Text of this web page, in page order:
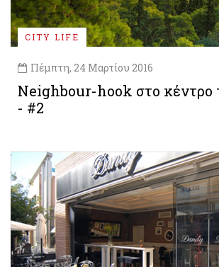
CITY LIFE
Πέμπτη, 24 Μαρτίου 2016
Neighbour-hook στο κέντρο
- #2